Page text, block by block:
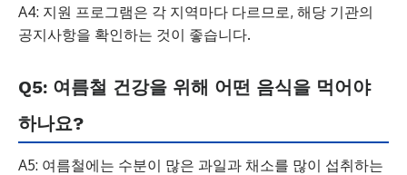
A4: 지원 프로그램은 각 지역마다 다르므로, 해당 기관의
공지사항을 확인하는 것이 좋습니다.
Q5: 여름철 건강을 위해 어떤 음식을 먹어야
하나요?
A5: 여름철에는 수분이 많은 과일과 채소를 많이 섭취하는